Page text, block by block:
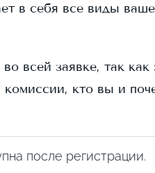
в себя все виды
всей заявке, так как
комиссии, кто вы и
после регистрации.